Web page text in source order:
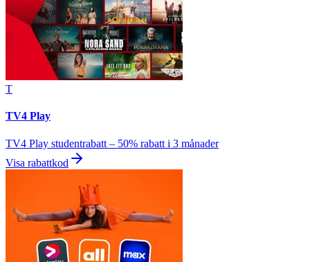
T
TV4 Play
TV4 Play studentrabatt – 50% rabatt i 3 månader
Visa rabattkod